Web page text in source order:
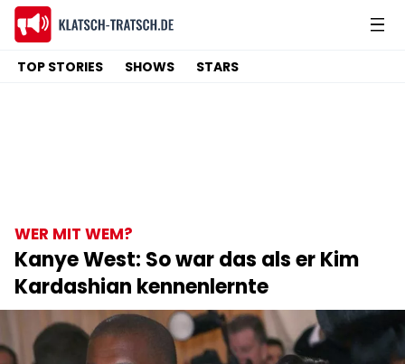
TOP STORIES SHOWS STARS
WER MIT WEM?
Kanye West: So war das als er Kim
Kardashian kennenlernte